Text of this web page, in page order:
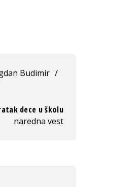
Budimir /
dece u školu
naredna vest